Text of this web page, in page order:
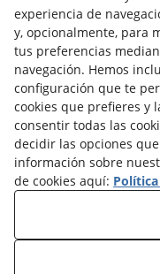
Teléfono: +34 93
Fax: +34 93 412 13
experiencia de
y, opcionalmente, para
tus preferencias
navegación. Hemos
configuración que te
cookies que prefieres y
consentir todas las
decidir las opciones
información sobre
de cookies aquí: